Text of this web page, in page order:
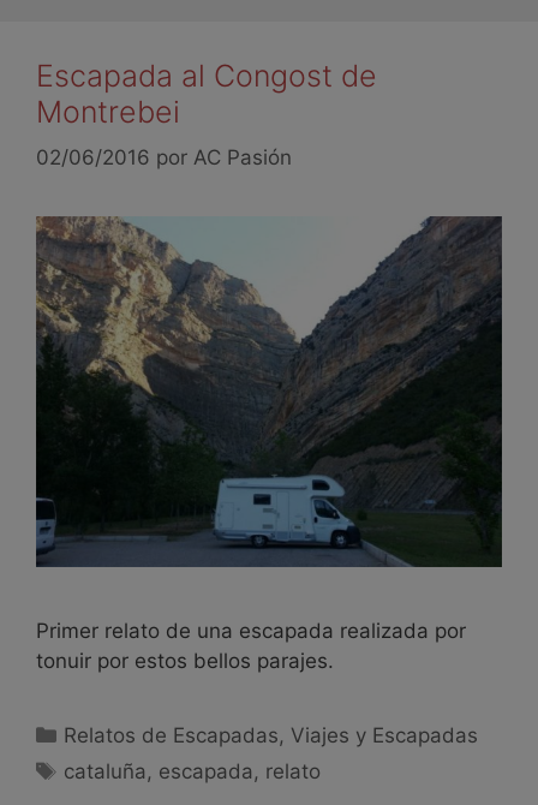
Escapada al Congost de
Montrebei
02/06/2016 por AC Pasión
Primer relato de una escapada realizada por
tonuir por estos bellos parajes.
Relatos de Escapadas, Viajes y Escapadas
cataluña , escapada , relato